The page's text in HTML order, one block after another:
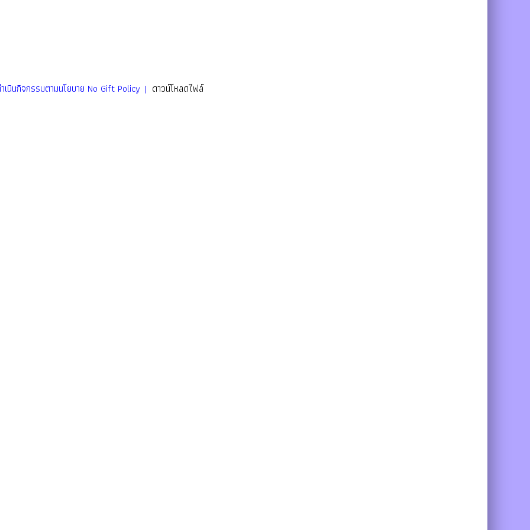
เนินกิจกรรมตามนโยบาย No Gift Policy | ดาวน์โหลดไฟล์